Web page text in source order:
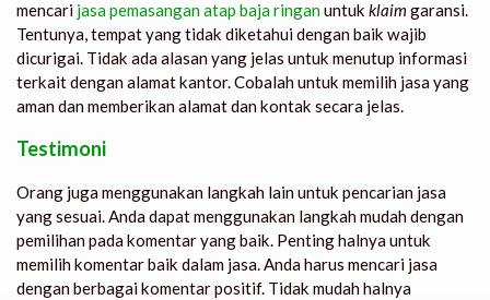
mencari jasa pemasangan atap baja ringanuntuk klaim garansi.
Tentunya, tempat yang tidak diketahui dengan baik wajib
dicurigai. Tidak ada alasan yang jelas untuk menutup informasi
terkait dengan alamat kantor. Cobalah untuk memilih jasa yang
aman dan memberikan alamat dan kontak secara jelas.
Testimoni
Orang juga menggunakan langkah lain untuk pencarian jasa
yang sesuai. Anda dapat menggunakan langkah mudah dengan
pemilihan pada komentar yang baik. Penting halnya untuk
memilih komentar baik dalam jasa. Anda harus mencari jasa
dengan berbagai komentar positif. Tidak mudah halnya